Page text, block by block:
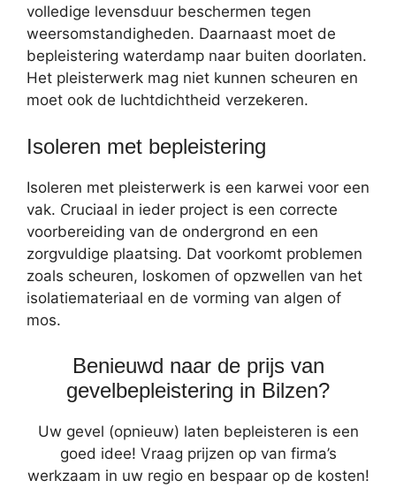
volledige levensduur beschermen tegen
weersomstandigheden. Daarnaast moet de
bepleistering waterdamp naar buiten doorlaten.
Het pleisterwerk mag niet kunnen scheuren en
moet ook de luchtdichtheid verzekeren.
Isoleren met bepleistering
Isoleren met pleisterwerk is een karwei voor een
vak. Cruciaal in ieder project is een correcte
voorbereiding van de ondergrond en een
zorgvuldige plaatsing. Dat voorkomt problemen
zoals scheuren, loskomen of opzwellen van het
isolatiemateriaal en de vorming van algen of
mos.
Benieuwd naar de prijs van
gevelbepleistering in Bilzen?
Uw gevel (opnieuw) laten bepleisteren is een
goed idee! Vraag prijzen op van firma’s
werkzaam in uw regio en bespaar op de kosten!